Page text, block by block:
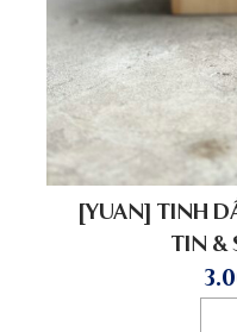
[YUAN] TINH
TIN